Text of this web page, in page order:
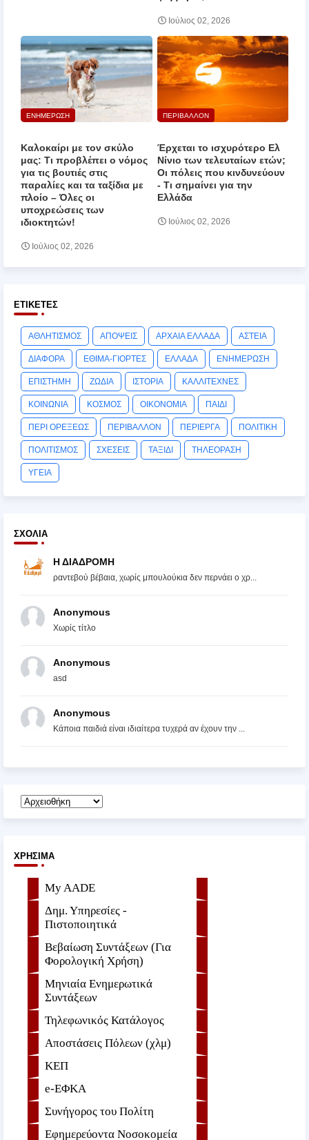
Ιούλιος 02, 2026
ΕΝΗΜΕΡΩΣΗ
Καλοκαίρι με τον σκύλο
μας: Τι προβλέπει ο νόμος
για τις βουτιές στις
παραλίες και τα ταξίδια με
πλοίο – Όλες οι
υποχρεώσεις των
ιδιοκτητών!
Ιούλιος 02, 2026
ΠΕΡΙΒΑΛΛΟΝ
Έρχεται το ισχυρότερο Ελ
Νίνιο των τελευταίων ετών;
Οι πόλεις που κινδυνεύουν
‑ Τι σημαίνει για την
Ελλάδα
Ιούλιος 02, 2026
ΕΤΙΚΈΤΕΣ
ΑΘΛΗΤΙΣΜΟΣ ΑΠΟΨΕΙΣ ΑΡΧΑΙΑ ΕΛΛΑΔΑ ΑΣΤΕΙΑ
ΔΙΑΦΟΡΑ ΕΘΙΜΑ-ΓΙΟΡΤΕΣ ΕΛΛΑΔΑ ΕΝΗΜΕΡΩΣΗ
ΕΠΙΣΤΗΜΗ ΖΩΔΙΑ ΙΣΤΟΡΙΑ ΚΑΛΛΙΤΕΧΝΕΣ
ΚΟΙΝΩΝΙΑ ΚΟΣΜΟΣ ΟΙΚΟΝΟΜΙΑ ΠΑΙΔΙ
ΠΕΡΙ ΟΡΕΞΕΩΣ ΠΕΡΙΒΑΛΛΟΝ ΠΕΡΙΕΡΓΑ ΠΟΛΙΤΙΚΗ
ΠΟΛΙΤΙΣΜΟΣ ΣΧΕΣΕΙΣ ΤΑΞΙΔΙ ΤΗΛΕΟΡΑΣΗ
ΥΓΕΙΑ
ΣΧΌΛΙΑ
Η ΔΙΑΔΡΟΜΗ
ραντεβού βέβαια, χωρίς μπουλούκια δεν περνάει ο χρ...
Anonymous
Χωρίς τίτλο
Anonymous
asd
Anonymous
Κάποια παιδιά είναι ιδιαίτερα τυχερά αν έχουν την ...
ΧΡΉΣΙΜΑ
My AADE
Δημ. Υπηρεσίες -
Πιστοποιητικά
Βεβαίωση Συντάξεων (Για
Φορολογική Χρήση)
Μηνιαία Ενημερωτικά
Συντάξεων
Τηλεφωνικός Κατάλογος
Αποστάσεις Πόλεων (χλμ)
ΚΕΠ
e-ΕΦKA
Συνήγορος του Πολίτη
Εφημερεύοντα Νοσοκομεία